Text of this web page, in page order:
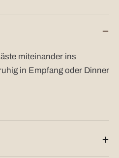
miteinander ins
in Empfang oder Dinner